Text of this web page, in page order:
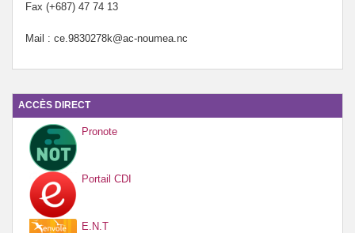
Fax (+687) 47 74 13
Mail : ce.9830278k@ac-noumea.nc
ACCÈS DIRECT
Pronote
Portail CDI
E.N.T